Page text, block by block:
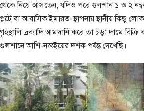
থেকে নিয়ে আসতেন, যদিও পরে গুলশান ১ ও ২ নম্বর
প্লটে বা আবাসিক ইমারত-স্থাপনায় স্থানীয় কিছু
গৃহস্থালি দ্রব্যাদি আমদানি করে তা চড়া দামে
গুলশানে আশি-নব্বইয়ের দশক পর্যন্ত দেখেছি।